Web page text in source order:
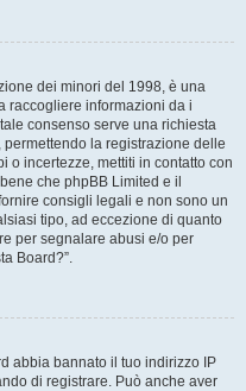
dei minori del 1998, è una
raccogliere informazioni da i
consenso serve una richiesta
la registrazione delle
o incertezze, mettiti in contatto con
che phpBB Limited e il
consigli legali e non sono un
tipo, ad eccezione di quanto
per segnalare abusi e/o per
Board?”.
abbia bannato il tuo indirizzo IP
di registrare. Può anche aver